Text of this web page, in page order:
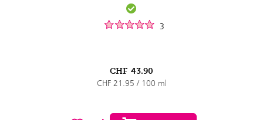
3
CHF 43.90
CHF 21.95 / 100 ml